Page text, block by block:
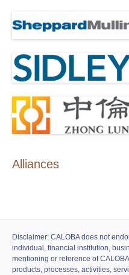
Alliances
Disclaimer: CALOBA does not
individual, financial institution,
mentioning or reference of
products, processes, activities,